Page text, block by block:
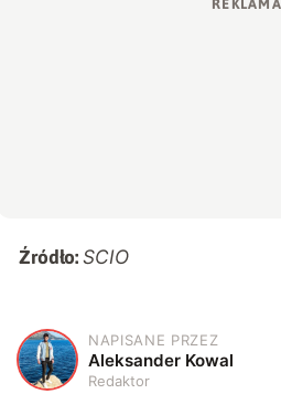
Źródło:SCIO
A
NAPISANE PRZEZ
Aleksander Kowal
Redaktor